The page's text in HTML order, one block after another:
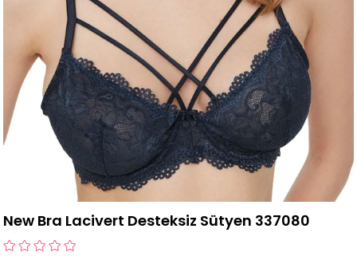
New Bra Lacivert Desteksiz Sütyen 337080